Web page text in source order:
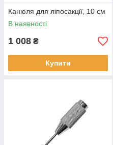
Канюля для ліпосакції, 10 см
В наявності
1 008 ₴
Купити